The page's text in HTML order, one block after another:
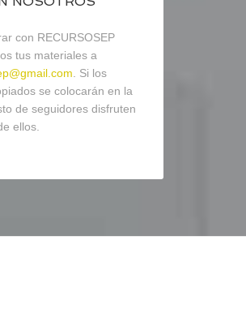
con RECURSOSEP
tus materiales a
. Si los
se colocarán en la
de seguidores disfruten
ellos.